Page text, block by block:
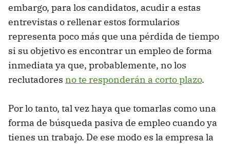
embargo, para los candidatos, acudir a estas
entrevistas o rellenar estos formularios
representa poco más que una pérdida de tiempo
si su objetivo es encontrar un empleo de forma
inmediata ya que, probablemente, no los
reclutadores no te responderán a corto plazo.
Por lo tanto, tal vez haya que tomarlas como una
forma de búsqueda pasiva de empleo cuando ya
tienes un trabajo. De ese modo es la empresa la